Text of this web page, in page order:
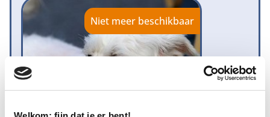
Honden voor Honden Loop
Vraag een donatiebox aan
Onze successen voor honden
Niet meer beschikbaar